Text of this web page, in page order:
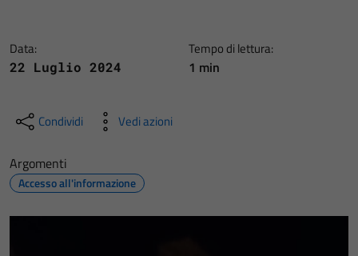
Data:
22 Luglio 2024
Tempo di lettura:
1 min
Condividi Vedi azioni
Argomenti
Accesso all'informazione